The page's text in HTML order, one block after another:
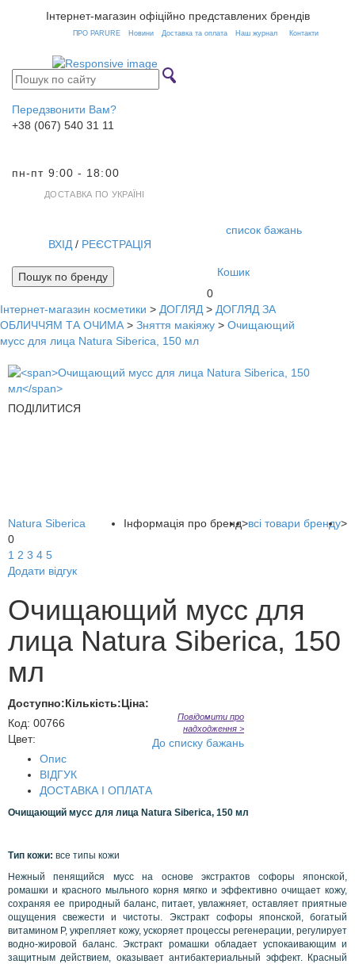
Інтернет-магазин офіційно представлених брендів
ПРО PARURE Новини Доставка та оплата Наш журнал Контакти
Передзвонити Вам?
+38 (067) 540 31 11
пн-пт 9:00 - 18:00
ДОСТАВКА ПО УКРАЇНІ
список бажань
ВХІД / РЕЄСТРАЦІЯ
Кошик
0
Пошук по бренду
Інтернет-магазин косметики > ДОГЛЯД > ДОГЛЯД ЗА
ОБЛИЧЧЯМ ТА ОЧИМА > Зняття макіяжу > Очищающий
мусс для лица Natura Siberica, 150 мл
ПОДІЛИТИСЯ
Інформація про бренд>всі товари бренду>
Natura Siberica
0
1 2 3 4 5
Додати відгук
Очищающий мусс для
лица Natura Siberica, 150
мл
Доступно:Кількість:Ціна:
Код: 00766
Цвет:
Повідомити про
надходження >
До списку бажань
Опис
ВІДГУК
ДОСТАВКА І ОПЛАТА
Очищающий мусс для лица Natura Siberica, 150 мл
Тип кожи: все типы кожи
Нежный пенящийся мусс на основе экстрактов софоры японской,
ромашки и красного мыльного корня мягко и эффективно очищает кожу,
сохраняя ее природный баланс, питает, увлажняет, оставляет приятные
ощущения свежести и чистоты. Экстракт софоры японской, богатый
витамином Р, укрепляет кожу, ускоряет процессы регенерации, регулирует
водно-жировой баланс. Экстракт ромашки обладает успокаивающим и
защитным действием, оказывает антибактериальный эффект. Красный